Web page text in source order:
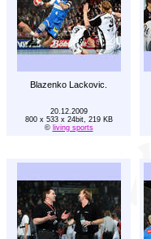
Blazenko Lackovic.
20.12.2009
800 x 533 x 24bit, 219 KB
© living sports